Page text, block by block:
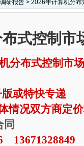
研报告> 2026年计算机分布
式控制市
分布式控制市
或特快专递
况双方商定
同
13671328849